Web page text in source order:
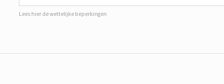
Lees hier de wettelijke beperkingen